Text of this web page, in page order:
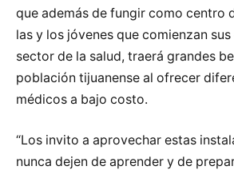
que además de fungir como centro
las y los jóvenes que comienzan
sector de la salud, traerá grandes
población tijuanense al ofrecer
médicos a bajo costo.
“Los invito a aprovechar estas
nunca dejen de aprender y de